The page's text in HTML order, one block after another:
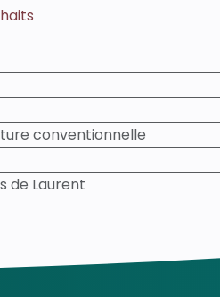
conventionnelle
de Laurent